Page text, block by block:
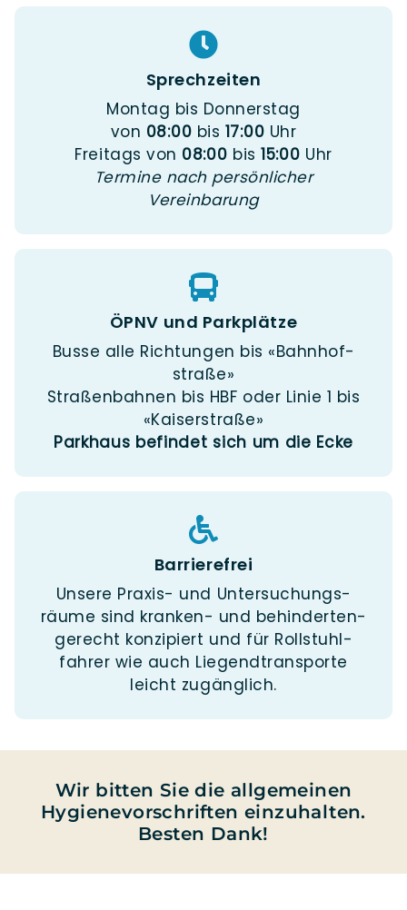
Sprechzeiten
Mon­tag bis Donnerstag
von 08:00 bis 17:00 Uhr
Frei­tags von 08:00 bis15:00 Uhr
Ter­mi­ne nach per­sön­li­cher
Vereinbarung
ÖPNV und Parkplätze
Bus­se alle Rich­tun­gen bis «Bahn­hof­
stra­ße»
Stra­ßen­bah­nen bis HBF oder Linie 1 bis
«Kai­ser­stra­ße»
Park­haus befin­det sich um die Ecke
Barrierefrei
Unse­re Pra­xis- und Unter­suchungs­
räume sind kran­ken- und be­hinderten­
ge­recht kon­zi­piert und für Roll­stuhl­
fahrer wie auch Liegend­trans­porte
leicht zugänglich.
Wir bitten Sie die allgemeinen
Hygienevorschriften einzuhalten.
Besten Dank!